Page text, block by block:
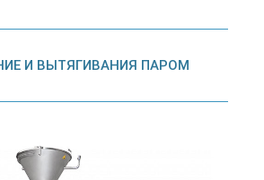
И ВЫТЯГИВАНИЯ ПАРОМ